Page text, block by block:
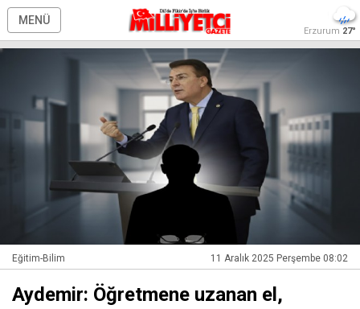
MENÜ
Erzurum 27°
Eğitim-Bilim 11 Aralık 2025 Perşembe 08:02
Aydemir: Öğretmene uzanan el,